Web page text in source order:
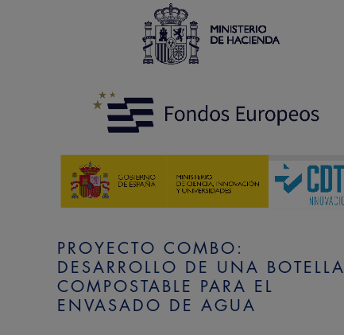
PROYECTO COMBO:
DESARROLLO DE UNA BOTELLA
COMPOSTABLE PARA EL
ENVASADO DE AGUA